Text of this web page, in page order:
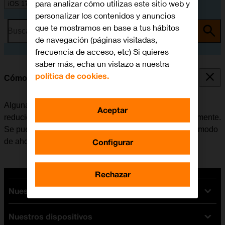
iOS 17
Busca por problema o tema
Cómo ahorrar batería
Algunas funciones del móvil consumen mucha batería,
reduciendo así la autonomía del teléfono considerablemente.
Se puede reducir el consumo de energía, activando el modo
de ahorro de batería.
Nuestras tarifas
Tarifas Orange
Nuestros dispositivos
para analizar cómo utilizas este sitio web y
personalizar los contenidos y anuncios
que te mostramos en base a tus hábitos
de navegación (páginas visitadas,
frecuencia de acceso, etc) Si quieres
saber más, echa un vistazo a nuestra
política de cookies.
Configurar
Rechazar
Aceptar